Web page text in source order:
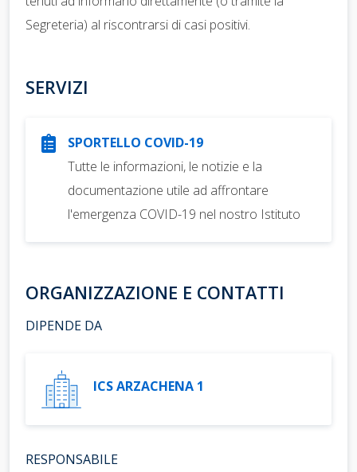
Segreteria) al riscontrarsi di casi positivi.
SERVIZI
SPORTELLO COVID-19
Tutte le informazioni, le notizie e la
documentazione utile ad affrontare
l'emergenza COVID-19 nel nostro Istituto
ORGANIZZAZIONE E CONTATTI
DIPENDE DA
ICS ARZACHENA 1
RESPONSABILE